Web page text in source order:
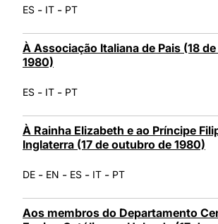
ES - IT - PT
À Associação Italiana de Pais (18
1980)
ES - IT - PT
À Rainha Elizabeth e ao Príncipe
Inglaterra (17 de outubro de 1980)
DE - EN - ES - IT - PT
Aos membros do Departamento